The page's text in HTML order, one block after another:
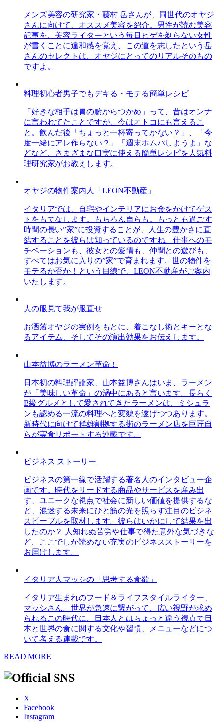
メンズ美容の研究家・藤村 岳さんが、同世代のオヤジ
さんに向けて、オススメ美容を紹介。男性が読む美容
記事を、美容ライターという毎日ヒゲを剃らない女性
が書くことに違和感を覚え、この道を志したという岳
さんのセレクトは、オヤジにとってのリアルそのもの
ですよ。
料理初心者男子でもデキる・モテる簡単レシピ
「好きな相手は胃の腑からつかめ」って、昔はオンナ
に言われてたことですが、今はオトコにも言えるこ
と。飲んだ後「ちょっと一杯寄ってかない？」、「今
度一緒にアレ作らない？」「週末ホムパしようよ」な
どなど、さまざまな口実に使える簡単レシピを人気料
理研究家がお教えします。
オヤジの物件案内人「LEON不動産」
イタリアでは、自宅やインテリアにお金をかけてゲス
トをもてなします。もちろん自らも。もっとも過ごす
時間の長い”家”に投資することが、人生の豊かさに直
結することを彼らは知っているのですね。仕事へのモ
チベーションも、彼女との愛情も、仲間との遊びも、
すべてはお気に入りの”家”で育まれます。世の物件を
モテるか否か！という目線で、LEON不動産がご案内
いたします。
人の服見て我が服直せ
お洒落オヤジの実例をもとに、着こなし術とキーとな
るアイテム、そしてその演出効果をお伝えします。
山本益博のラーメン革命！
日本初の料理評論家、山本益博さんはいま、ラーメン
が「美味しい革命」の渦中にあると言います。長らく
B級グルメとして愛されてきたラーメンは、ミシュラ
ンも認める一流の料理へと変貌を遂げつつあります。
新時代に向けて群雄割拠する街のラーメン店を巨匠自
らが実食リポートする連載です。
ビジネス ストーリー
ビジネスの第一線で活躍する著名人のインタビュー企
画です。時代をリードする商品やサービスを産み出
す、ユニークな視点で社会に新しい価値を提供するな
ど、混迷する未来にひと筋の光を照らす注目のビジネ
スピープルを取材します。彼らはいかにして結果を出
したのか？ 人知れぬ苦労や仕事で得た意外な気づきな
ど、ここでしか読めない充実のビジネスストーリーを
お届けします。
イタリア人マッシの「思考する食欲」
イタリア生まれのフード＆ライフスタイルライター、
マッシさん。世界が急速に繋がって、広い視野が求め
られるこの時代に、日本人とはちょっと違う視点で日
本と世界の食に関する文化や習慣、メニューなどにつ
いて考える連載です。
READ MORE
X
Facebook
Instagram